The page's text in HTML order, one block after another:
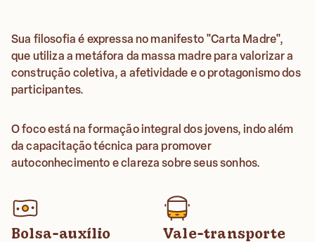
Sua filosofia é expressa no manifesto "Carta Madre",
que utiliza a metáfora da massa madre para valorizar a
construção coletiva, a afetividade e o protagonismo dos
participantes.
O foco está na formação integral dos jovens, indo além
da capacitação técnica para promover
autoconhecimento e clareza sobre seus sonhos.
Bolsa-auxílio Vale-transporte